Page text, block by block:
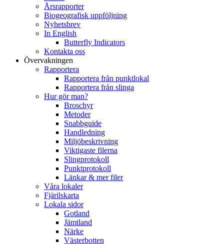
Årsrapporter
Biogeografisk uppföljning
Nyhetsbrev
In English
Butterfly Indicators
Kontakta oss
Övervakningen
Rapportera
Rapportera från punktlokal
Rapportera från slinga
Hur gör man?
Broschyr
Metoder
Snabbguide
Handledning
Miljöbeskrivning
Viktigaste filerna
Slingprotokoll
Punktprotokoll
Länkar & mer filer
Våra lokaler
Fjärilskarta
Lokala sidor
Gotland
Jämtland
Närke
Västerbotten